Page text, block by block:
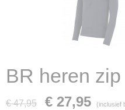
BR heren
€ 47,95 € 27,95 (inclusief